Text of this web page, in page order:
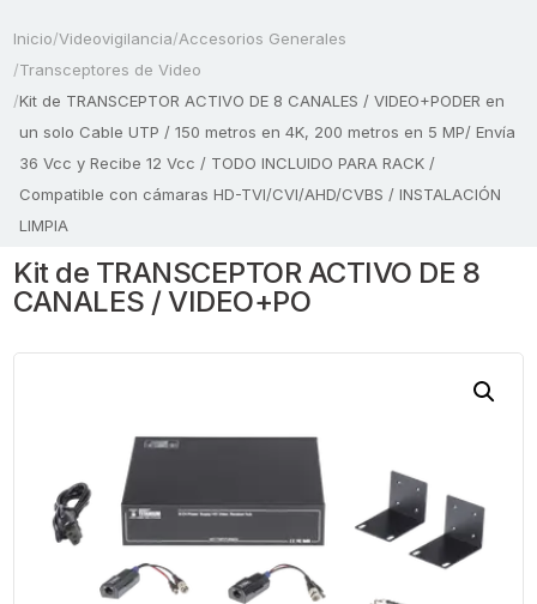
Inicio/Videovigilancia/Accesorios Generales
/Transceptores de Video
/Kit de TRANSCEPTOR ACTIVO DE 8 CANALES / VIDEO+PODER en
un solo Cable UTP / 150 metros en 4K, 200 metros en 5 MP/ Envía
36 Vcc y Recibe 12 Vcc / TODO INCLUIDO PARA RACK /
Compatible con cámaras HD-TVI/CVI/AHD/CVBS / INSTALACIÓN
LIMPIA
Kit de TRANSCEPTOR ACTIVO DE 8
CANALES / VIDEO+PO